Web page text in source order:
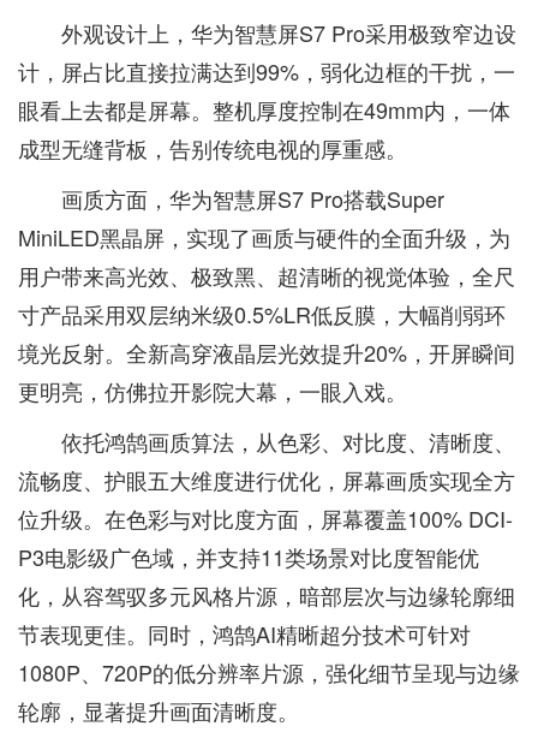
外观设计上，华为智慧屏S7 Pro采用极致窄边设
计，屏占比直接拉满达到99%，弱化边框的干扰，一
眼看上去都是屏幕。整机厚度控制在49mm内，一体
成型无缝背板，告别传统电视的厚重感。
画质方面，华为智慧屏S7 Pro搭载Super
MiniLED黑晶屏，实现了画质与硬件的全面升级，为
用户带来高光效、极致黑、超清晰的视觉体验，全尺
寸产品采用双层纳米级0.5%LR低反膜，大幅削弱环
境光反射。全新高穿液晶层光效提升20%，开屏瞬间
更明亮，仿佛拉开影院大幕，一眼入戏。
依托鸿鹄画质算法，从色彩、对比度、清晰度、
流畅度、护眼五大维度进行优化，屏幕画质实现全方
位升级。在色彩与对比度方面，屏幕覆盖100% DCI-
P3电影级广色域，并支持11类场景对比度智能优
化，从容驾驭多元风格片源，暗部层次与边缘轮廓细
节表现更佳。同时，鸿鹄AI精晰超分技术可针对
1080P、720P的低分辨率片源，强化细节呈现与边缘
轮廓，显著提升画面清晰度。